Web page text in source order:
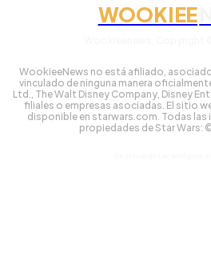
WOOKIEE
WookieeNews no está afiliado,
vinculado de ninguna manera
Ltd., The Walt Disney Company, Disney
filiales o empresas asociadas. El sitio
disponible en starwars.com. Todas
propiedades de Star Wars: